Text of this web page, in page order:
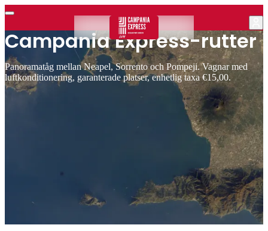
Campania Express-rutter
Panoramatåg mellan Neapel, Sorrento och Pompeji. Vagnar med
luftkonditionering, garanterade platser, enhetlig taxa €15,00.